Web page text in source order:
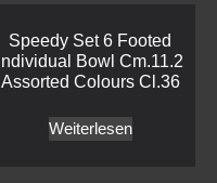
Speedy Set 6 Footed
Individual Bowl Cm.11.2
Assorted Colours Cl.36
Weiterlesen